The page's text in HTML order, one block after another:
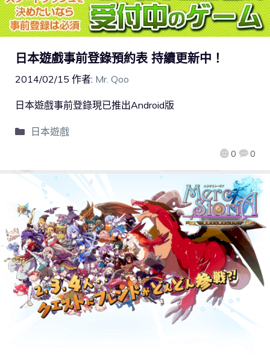
日本遊戲事前登錄預約表 持續更新中！
2014/02/15 作者: Mr. Qoo
0 0
日本遊戲事前登錄現已推出Android版
日本遊戲